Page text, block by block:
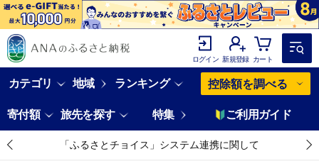
ログイン 新規登録 カート
カテゴリ 地域 ランキング 控除額を調べる
寄付額 旅先を探す 特集 ご利用ガイド
「ふるさとチョイス」システム連携に関して